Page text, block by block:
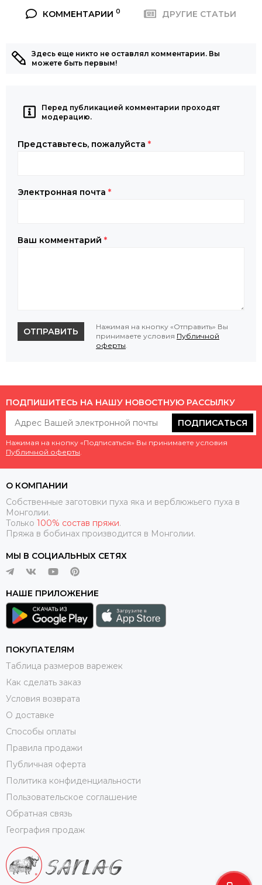
КОММЕНТАРИИ 0 ДРУГИЕ СТАТЬИ
Здесь еще никто не оставлял комментарии. Вы
можете быть первым!
Перед публикацией комментарии проходят
модерацию.
Представьтесь, пожалуйста *
Электронная почта *
Ваш комментарий *
ОТПРАВИТЬ
Нажимая на кнопку «Отправить» Вы
принимаете условия Публичной
оферты
ПОДПИШИТЕСЬ НА НАШУ НОВОСТНУЮ РАССЫЛКУ
ПОДПИСАТЬСЯ
Нажимая на кнопку «Подписаться» Вы принимаете условия
Публичной оферты
О КОМПАНИИ
Собственные заготовки пуха яка и верблюжьего пуха в
Монголии.
Только 100% состав пряжи.
Пряжа в бобинах производится в Монголии.
МЫ В СОЦИАЛЬНЫХ СЕТЯХ
НАШЕ ПРИЛОЖЕНИЕ
ПОКУПАТЕЛЯМ
Таблица размеров варежек
Как сделать заказ
Условия возврата
О доставке
Способы оплаты
Правила продажи
Публичная оферта
Политика конфиденциальности
Пользовательское соглашение
Обратная связь
География продаж